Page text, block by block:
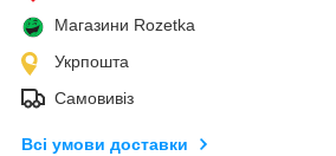
Магазини Rozetka
Укрпошта
Самовивіз
Всі умови доставки